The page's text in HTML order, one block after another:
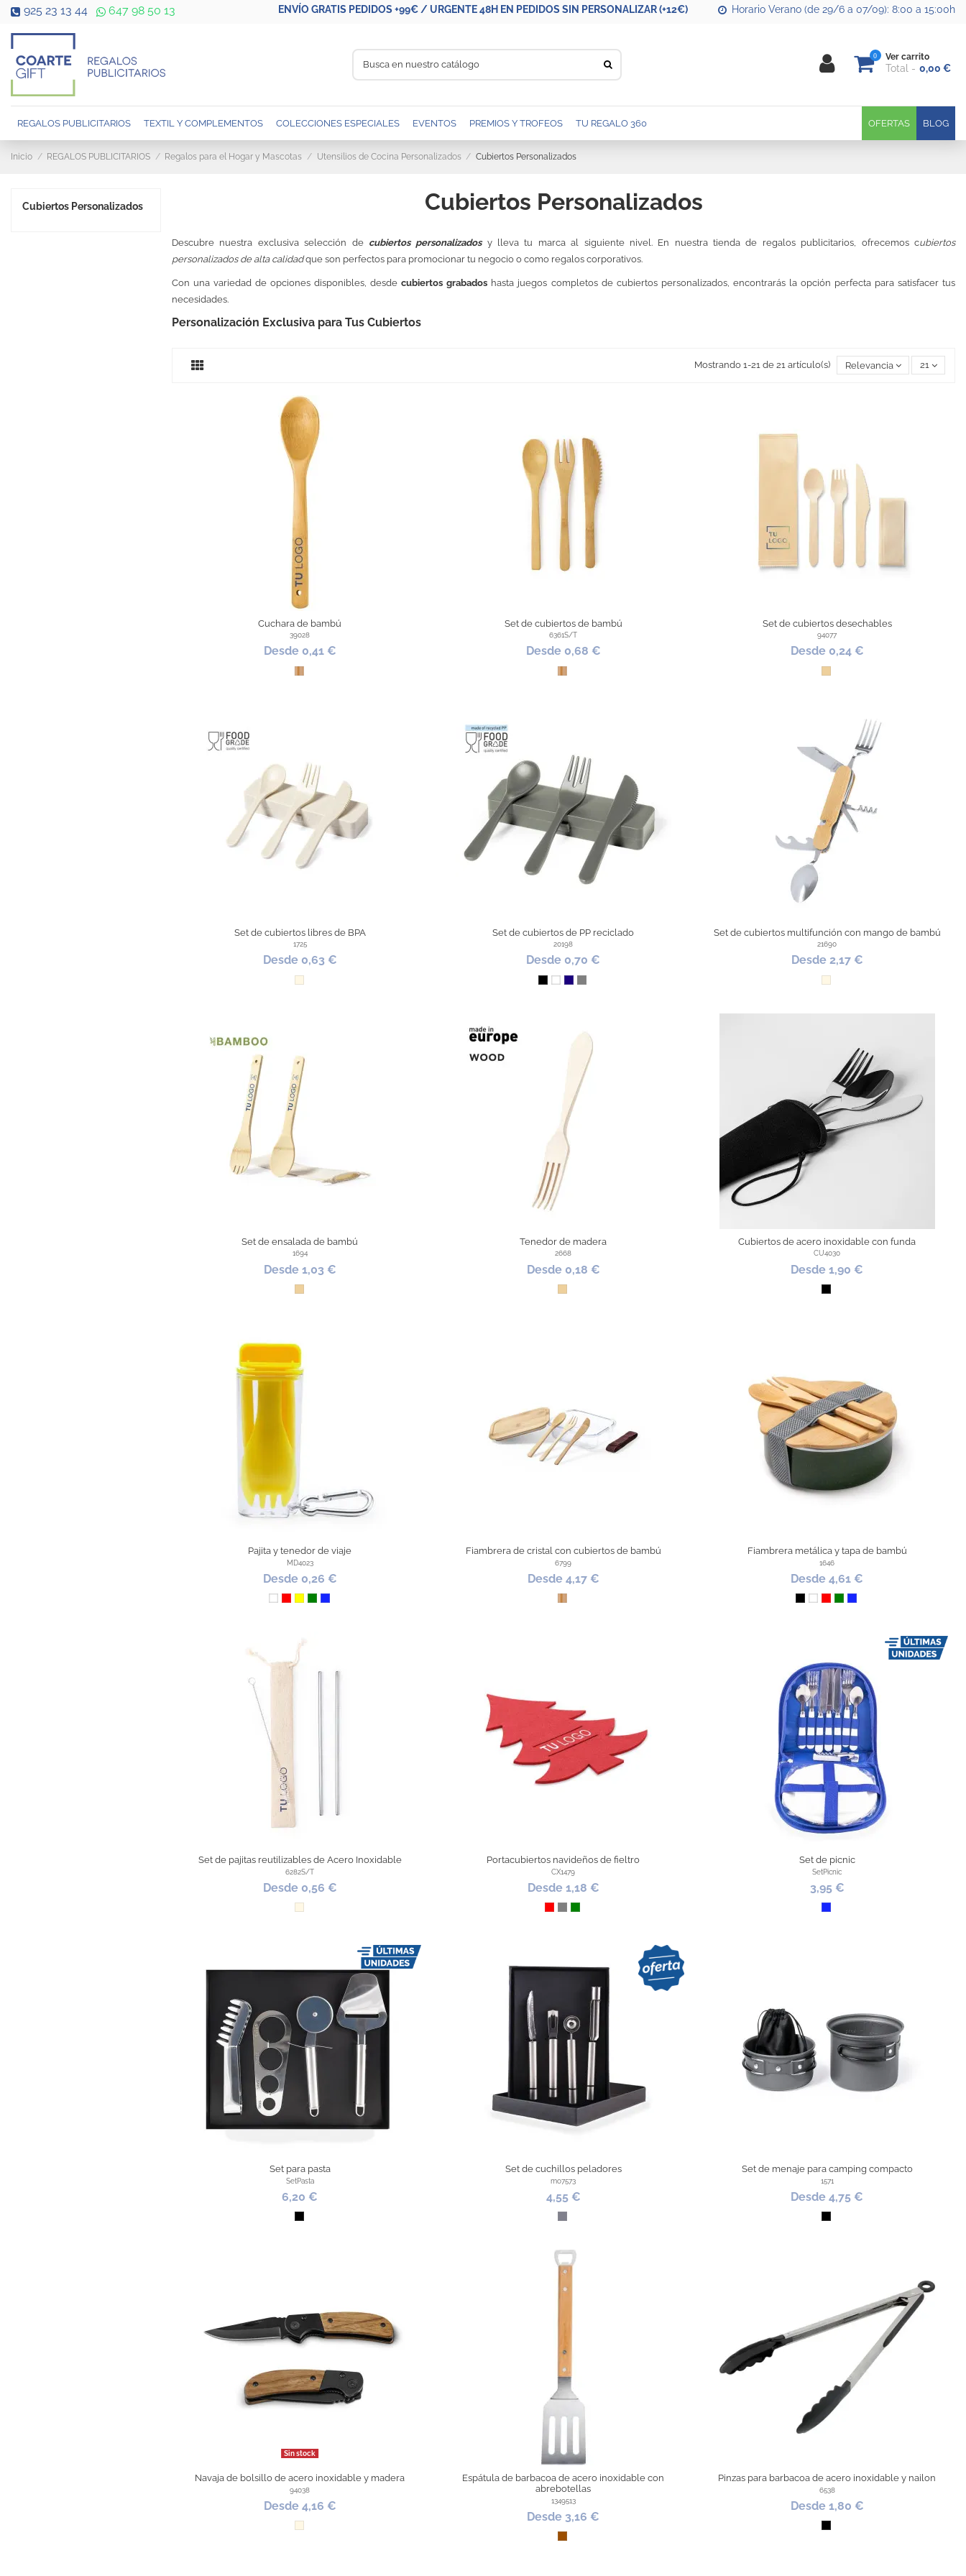
925 23 13 44 647 98 50 13 ENVÍO GRATIS PEDIDOS +99€ / URGENTE 48H EN PEDIDOS SIN PERSONALIZAR (+12€) Horario Verano (de 29/6 a 07/09): 8:00 a 15:00h
0 Ver carrito
Total 0,00 €
REGALOS PUBLICITARIOS TEXTIL Y COMPLEMENTOS COLECCIONES ESPECIALES EVENTOS PREMIOS Y TROFEOS BLOG
TU REGALO 360 OFERTAS
Inicio REGALOS PUBLICITARIOS Regalos para el Hogar y Mascotas Utensilios de Cocina Personalizados Cubiertos Personalizados
Cubiertos Personalizados
Descubre nuestra exclusiva selección de cubiertos personalizadosy lleva tu marca al siguiente nivel. En nuestra tienda de regalos publicitarios, ofrecemos cubiertos
personalizados de alta calidadque son perfectos para promocionar tu negocio o como regalos corporativos.
Con una variedad de opciones disponibles, desdecubiertos grabados hasta juegos completos de cubiertos personalizados, encontrarás la opción perfecta para satisfacer tus
necesidades.
Personalización Exclusiva para Tus Cubiertos
Mostrando 1-21 de 21 artículo(s) Relevancia 21
Cuchara de bambú
39028
Desde 0,41 €
Bambú
Set de cubiertos de bambú
6361S/T
Desde 0,68 €
Bambú
Set de cubiertos desechables
94077
Desde 0,24 €
Madera
Set de cubiertos libres de BPA
1725
Desde 0,63 €
Natural
Set de cubiertos de PP reciclado
20198
Desde 0,70 €
NegroBlanco
Azul Oscuro
Gris
Set de cubiertos multifunción con mango de bambú
21690
Desde 2,17 €
Natural
Set de ensalada de bambú
1694
Desde 1,03 €
Madera
Tenedor de madera
2668
Desde 0,18 €
Madera
Cubiertos de acero inoxidable con funda
CU4030
Desde 1,90 €
Negro
Pajita y tenedor de viaje
MD4023
Desde 0,26 €
Blanco
RojoAmarillo
VerdeAzul Royal
Fiambrera de cristal con cubiertos de bambú
6799
Desde 4,17 €
Bambú
Fiambrera metálica y tapa de bambú
1646
Desde 4,61 €
NegroBlanco
RojoVerdeAzul Royal
Set de pajitas reutilizables de Acero Inoxidable
6282S/T
Desde 0,56 €
Natural
Portacubiertos navideños de fieltro
CX1479
Desde 1,18 €
RojoGrisVerde
Set de picnic
SetPicnic
3,95 €
Azul Royal
Set para pasta
SetPasta
6,20 €
Negro
Set de cuchillos peladores
mo7573
4,55 €
Acero
Set de menaje para camping compacto
1571
Desde 4,75 €
Negro
Sin stock
Navaja de bolsillo de acero inoxidable y madera
94038
Desde 4,16 €
Natural
Espátula de barbacoa de acero inoxidable con
abrebotellas
1349513
Desde 3,16 €
Marrón
Pinzas para barbacoa de acero inoxidable y nailon
6538
Desde 1,80 €
Negro
Cubiertos Personalizados